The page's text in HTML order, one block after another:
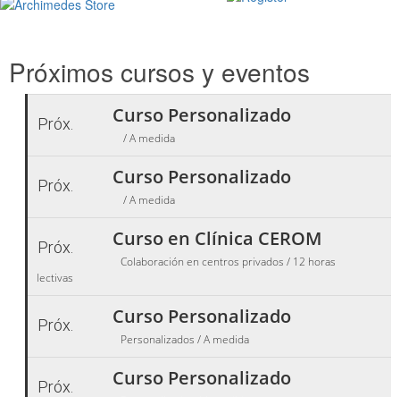
Próximos cursos y eventos
Próx. Curso Personalizado
/ A medida
Próx. Curso Personalizado
/ A medida
Próx. Curso en Clínica CEROM
Colaboración en centros privados / 12 horas
lectivas
Próx. Curso Personalizado
Personalizados / A medida
Próx. Curso Personalizado